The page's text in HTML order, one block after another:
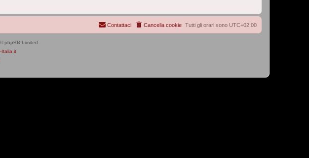
Tutti gli orari sono UTC+02:00
Cancella cookie
Contattaci
phpBB Limited
Italia.it